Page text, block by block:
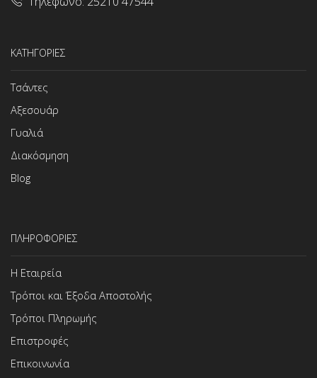
ΚΑΤΗΓΟΡΙΕΣ
Τσάντες
Αξεσουάρ
Γυαλιά
Διακόσμηση
Blog
ΠΛΗΡΟΦΟΡΙΕΣ
Η Εταιρεία
Τρόποι και Έξοδα Αποστολής
Τρόποι Πληρωμής
Επιστροφές
Επικοινωνία